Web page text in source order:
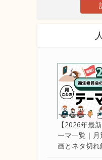
【2026年最
ーマ一覧｜
画とネタ切